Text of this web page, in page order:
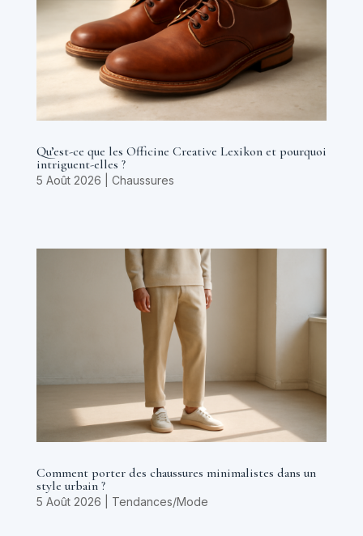
Qu’est-ce que les Officine Creative Lexikon et pourquoi
intriguent-elles ?
5 Août 2026 Chaussures
Comment porter des chaussures minimalistes dans un
style urbain ?
5 Août 2026 Tendances/Mode